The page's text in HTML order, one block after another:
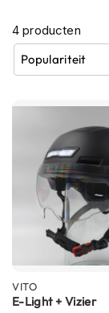
h
e
h
h
e
4 producten
VITO
E-Light + Vizier